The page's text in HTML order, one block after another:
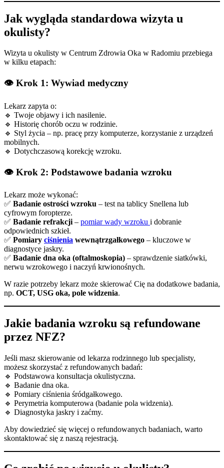
Jak wygląda standardowa wizyta u
okulisty?
Wizyta u okulisty w Centrum Zdrowia Oka w Radomiu przebiega
w kilku etapach:
👁 Krok 1: Wywiad medyczny
Lekarz zapyta o:
🔹 Twoje objawy i ich nasilenie.
🔹 Historię chorób oczu w rodzinie.
🔹 Styl życia – np. pracę przy komputerze, korzystanie z urządzeń
mobilnych.
🔹 Dotychczasową korekcję wzroku.
👁 Krok 2: Podstawowe badania wzroku
Lekarz może wykonać:
✅ Badanie ostrości wzroku – test na tablicy Snellena lub
cyfrowym foropterze.
✅ Badanie refrakcji – pomiar wady wzroku i dobranie
odpowiednich szkieł.
✅ Pomiary ciśnienia wewnątrzgałkowego – kluczowe w
diagnostyce jaskry.
✅ Badanie dna oka (oftalmoskopia) – sprawdzenie siatkówki,
nerwu wzrokowego i naczyń krwionośnych.
W razie potrzeby lekarz może skierować Cię na dodatkowe badania,
np. OCT, USG oka, pole widzenia.
Jakie badania wzroku są refundowane
przez NFZ?
Jeśli masz skierowanie od lekarza rodzinnego lub specjalisty,
możesz skorzystać z refundowanych badań:
🔹 Podstawowa konsultacja okulistyczna.
🔹 Badanie dna oka.
🔹 Pomiary ciśnienia śródgałkowego.
🔹 Perymetria komputerowa (badanie pola widzenia).
🔹 Diagnostyka jaskry i zaćmy.
Aby dowiedzieć się więcej o refundowanych badaniach, warto
skontaktować się z naszą rejestracją.